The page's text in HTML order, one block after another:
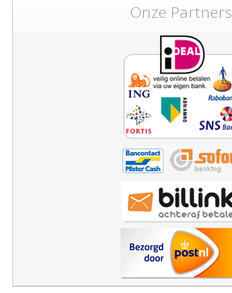
Onze Partners